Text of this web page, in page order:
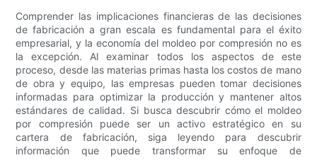
Comprender las implicaciones financieras de las decisiones
de fabricación a gran escala es fundamental para el éxito
empresarial, y la economía del moldeo por compresión no es
la excepción. Al examinar todos los aspectos de este
proceso, desde las materias primas hasta los costos de mano
de obra y equipo, las empresas pueden tomar decisiones
informadas para optimizar la producción y mantener altos
estándares de calidad. Si busca descubrir cómo el moldeo
por compresión puede ser un activo estratégico en su
cartera de fabricación, siga leyendo para descubrir
información que puede transformar su enfoque de